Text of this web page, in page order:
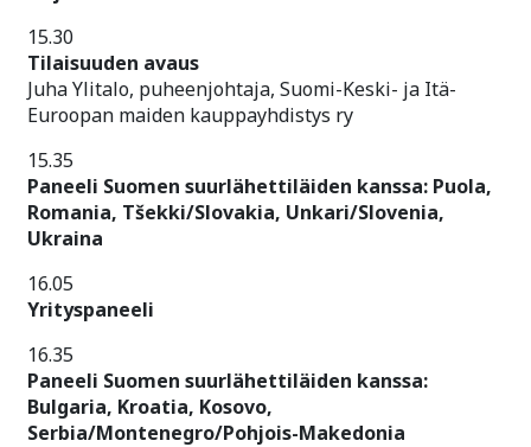
15.30
Tilaisuuden avaus
Juha Ylitalo, puheenjohtaja, Suomi-Keski- ja Itä-
Euroopan maiden kauppayhdistys ry
15.35
Paneeli Suomen suurlähettiläiden kanssa: Puola,
Romania, Tšekki/Slovakia, Unkari/Slovenia,
Ukraina
16.05
Yrityspaneeli
16.35
Paneeli Suomen suurlähettiläiden kanssa:
Bulgaria, Kroatia, Kosovo,
Serbia/Montenegro/Pohjois-Makedonia